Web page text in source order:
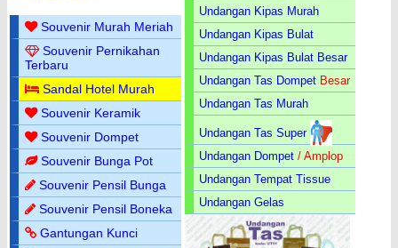
Souvenir Murah Meriah
Souvenir Pernikahan
Terbaru
Sandal Hotel Murah
Souvenir Keramik
Souvenir Dompet
Souvenir Bunga Pot
Souvenir Pensil Bunga
Souvenir Pensil Boneka
Gantungan Kunci
Undangan Kipas Murah
Undangan Kipas Bulat
Undangan Kipas Bulat Besar
Undangan Tas Dompet Besar
Undangan Tas Murah
Undangan Tas Super
Undangan Dompet / Amplop
Undangan Tempat Tissue
Undangan Gelas